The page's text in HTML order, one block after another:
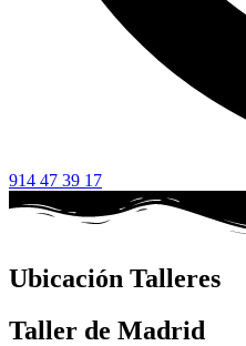
914 47 39 17
Ubicación Talleres
Taller de Madrid